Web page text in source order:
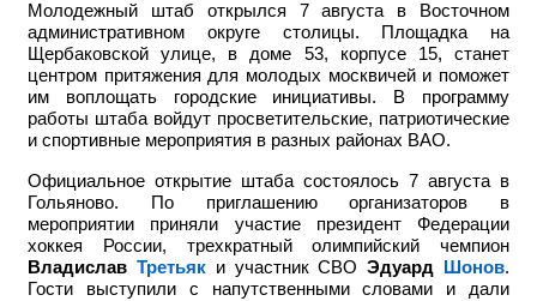
Молодежный штаб открылся 7 августа в Восточном
административном округе столицы. Площадка на
Щербаковской улице, в доме 53, корпусе 15, станет
центром притяжения для молодых москвичей и поможет
им воплощать городские инициативы. В программу
работы штаба войдут просветительские, патриотические
и спортивные мероприятия в разных районах ВАО.
Официальное открытие штаба состоялось 7 августа в
Гольяново. По приглашению организаторов в
мероприятии приняли участие
президент Федерации
хоккея России, трехкратный олимпийский чемпион
Владислав Третьяки участник СВО Эдуард Шонов.
Гости выступили с напутственными словами и дали